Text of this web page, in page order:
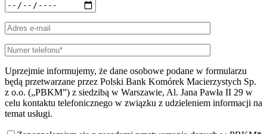
Uprzejmie informujemy, że dane osobowe podane w formularzu
będą przetwarzane przez Polski Bank Komórek Macierzystych Sp.
z o.o. („PBKM”) z siedzibą w Warszawie, Al. Jana Pawła II 29 w
celu kontaktu telefonicznego w związku z udzieleniem informacji na
temat usługi.